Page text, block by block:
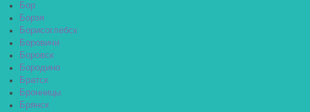
Бор
Борзя
Борисоглебск
Боровичи
Боровск
Бородино
Братск
Бронницы
Брянск